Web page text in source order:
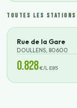
TOUTES LES STATIONS
Rue de la Gare
DOULLENS, 80600
0.828€/L E85